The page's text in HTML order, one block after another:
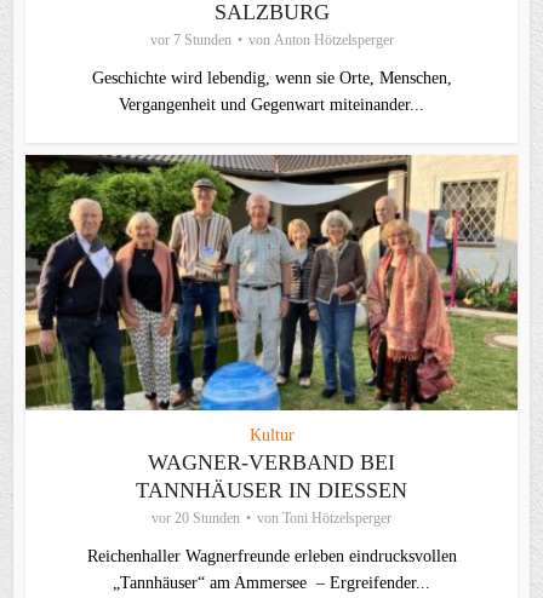
SALZBURG
vor 7 Stunden von Anton Hötzelsperger
Geschichte wird lebendig, wenn sie Orte, Menschen,
Vergangenheit und Gegenwart miteinander...
Kultur
WAGNER-VERBAND BEI
TANNHÄUSER IN DIESSEN
vor 20 Stunden von Toni Hötzelsperger
Reichenhaller Wagnerfreunde erleben eindrucksvollen
„Tannhäuser“ am Ammersee – Ergreifender...